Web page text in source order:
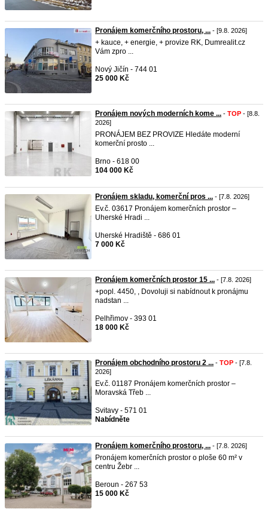
Pronájem komerčního prostoru, ... - [9.8. 2026]
+ kauce, + energie, + provize RK, Dumrealit.cz
Vám zpro ...
Nový Jičín - 744 01
25 000 Kč
Pronájem nových moderních kome ... - TOP - [8.8.
2026]
PRONÁJEM BEZ PROVIZE Hledáte moderní
komerční prosto ...
Brno - 618 00
104 000 Kč
Pronájem skladu, komerční pros ... - [7.8. 2026]
Ev.č. 03617 Pronájem komerčních prostor –
Uherské Hradi ...
Uherské Hradiště - 686 01
7 000 Kč
Pronájem komerčních prostor 15 ... - [7.8. 2026]
+popl. 4450, , Dovoluji si nabídnout k pronájmu
nadstan ...
Pelhřimov - 393 01
18 000 Kč
Pronájem obchodního prostoru 2 ... - TOP - [7.8.
2026]
Ev.č. 01187 Pronájem komerčních prostor –
Moravská Třeb ...
Svitavy - 571 01
Nabídněte
Pronájem komerčního prostoru, ... - [7.8. 2026]
Pronájem komerčních prostor o ploše 60 m² v
centru Žebr ...
Beroun - 267 53
15 000 Kč